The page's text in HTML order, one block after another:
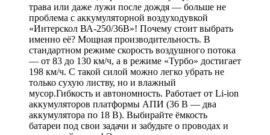
трава или даже лужи после дождя — больше не
проблема с аккумуляторной воздуходувкой
«Интерскол ВА‑250/36В»! Почему стоит выбрать
именно её? Мощная производительность. В
стандартном режиме скорость воздушного потока
— от 83 до 130 км/ч, а в режиме «Турбо» достигает
198 км/ч. С такой силой можно легко убрать не
только сухую листву, но и влажный
мусор.Гибкость и автономность. Работает от Li‑ion
аккумуляторов платформы АПИ (36 В — два
аккумулятора по 18 В). Выбирайте ёмкость
батареи под свои задачи и забудьте о проводах и